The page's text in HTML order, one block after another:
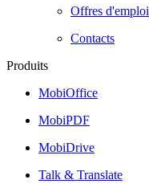
Offres d'emploi
Contacts
Produits
MobiOffice
MobiPDF
MobiDrive
Talk & Translate